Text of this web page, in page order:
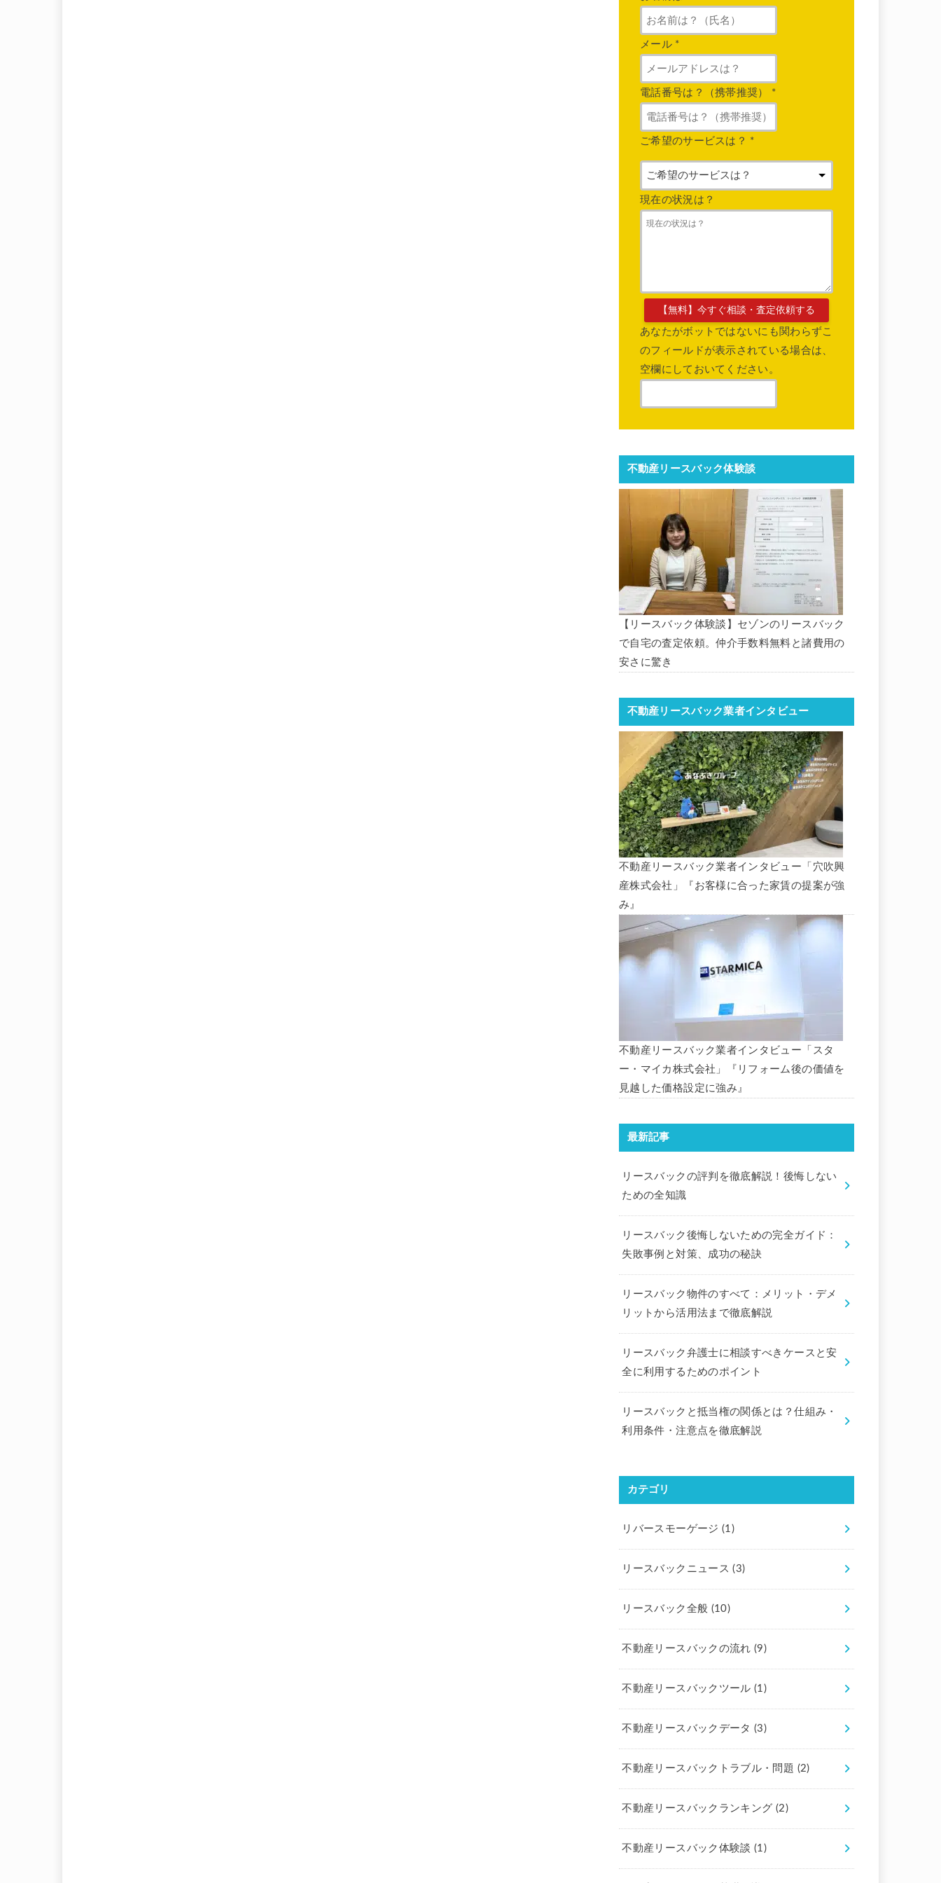
メール *
電話番号は？（携帯推奨） *
ご希望のサービスは？ *
現在の状況は？
あなたがボットではないにも関わらずこ
のフィールドが表示されている場合は、
空欄にしておいてください。
不動産リースバック体験談
【リースバック体験談】セゾンのリースバック
で自宅の査定依頼。仲介手数料無料と諸費用の
安さに驚き
不動産リースバック業者インタビュー
不動産リースバック業者インタビュー「穴吹興
産株式会社」『お客様に合った家賃の提案が強
み』
不動産リースバック業者インタビュー「スタ
ー・マイカ株式会社」『リフォーム後の価値を
見越した価格設定に強み』
最新記事
リースバックの評判を徹底解説！後悔しない
ための全知識
リースバック後悔しないための完全ガイド：
失敗事例と対策、成功の秘訣
リースバック物件のすべて：メリット・デメ
リットから活用法まで徹底解説
リースバック弁護士に相談すべきケースと安
全に利用するためのポイント
リースバックと抵当権の関係とは？仕組み・
利用条件・注意点を徹底解説
カテゴリ
リバースモーゲージ (1)
リースバックニュース(3)
リースバック全般 (10)
不動産リースバックの流れ(9)
不動産リースバックツール(1)
不動産リースバックデータ(3)
不動産リースバックトラブル・問題 (2)
不動産リースバックランキング (2)
不動産リースバック体験談(1)